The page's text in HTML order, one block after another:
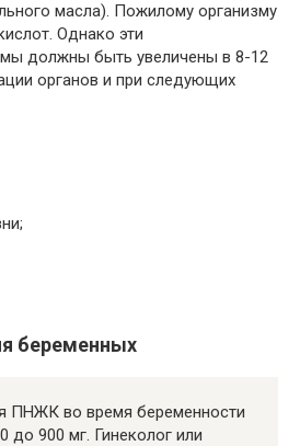
масла). Пожилому организму
Однако эти
должны быть увеличены в 8-12
органов и при следующих
беременных
ПНЖК во время беременности
до 900 мг. Гинеколог или